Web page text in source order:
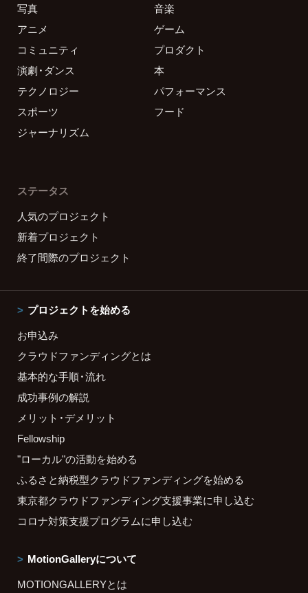
写真
音楽
アニメ
ゲーム
コミュニティ
プロダクト
演劇・ダンス
本
テクノロジー
パフォーマンス
スポーツ
フード
ジャーナリズム
ステータス
人気のプロジェクト
新着プロジェクト
終了間際のプロジェクト
プロジェクトを始める
お申込み
クラウドファンディングとは
基本的な手順・流れ
成功事例の解説
メリット・デメリット
Fellowship
"ローカル"の活動を始める
ふるさと納税型クラウドファンディングを始める
東京都クラウドファンディング支援事業に申し込む
コロナ対策支援プログラムに申し込む
MotionGalleryについて
MOTIONGALLERYとは